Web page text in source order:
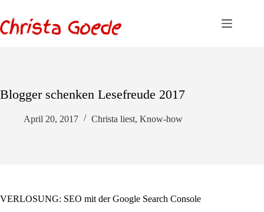
springen
Blogger schenken Lesefreude 2017
April 20, 2017 Christa liest, Know-how
VERLOSUNG: SEO mit der Google Search Console